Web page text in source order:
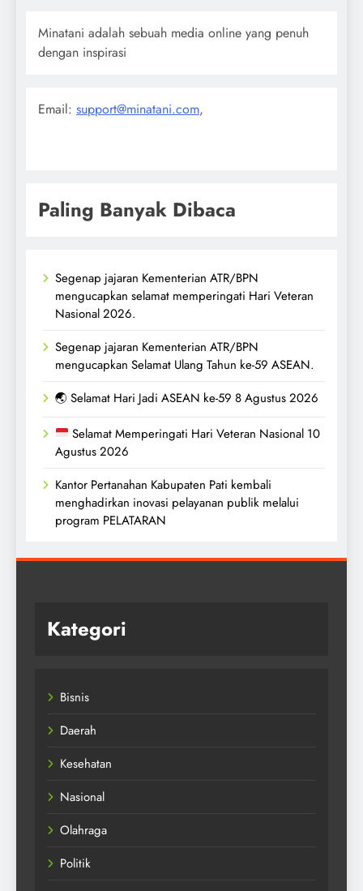
Minatani adalah sebuah media online yang penuh
dengan inspirasi
Email: support@minatani.com,
Paling Banyak Dibaca
Segenap jajaran Kementerian ATR/BPN
mengucapkan selamat memperingati Hari Veteran
Nasional 2026.
Segenap jajaran Kementerian ATR/BPN
mengucapkan Selamat Ulang Tahun ke-59 ASEAN.
🌏 Selamat Hari Jadi ASEAN ke-59 8 Agustus 2026
Selamat Memperingati Hari Veteran Nasional 10
Agustus 2026
Kantor Pertanahan Kabupaten Pati kembali
menghadirkan inovasi pelayanan publik melalui
program PELATARAN
Kategori
Bisnis
Daerah
Kesehatan
Nasional
Olahraga
Politik